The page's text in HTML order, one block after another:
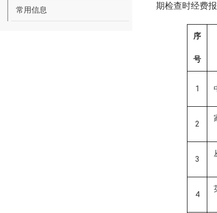
常用信息
期检查时经费
序
号
1
2
3
4